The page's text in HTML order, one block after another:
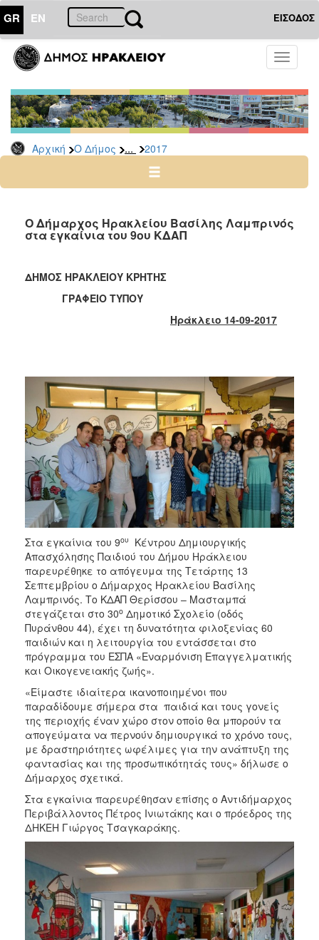
GR EN ΕΙΣΟΔΟΣ
Toggle
Αρχική Ο Δήμος ... 2017
ΔΗΜΟΣ
Δελτία
Τύπου
Αρχείο
2026
2024
2022
2020
2019
2015
2013
2012
2011
2010
2006
ΤΟΠΟΣ
ΠΟΛΙΤΙΣΜΟΣ
ΑΝΘΕΚΤΙΚΗ
ΠΟΛΗ
Ο Δήμαρχος Ηρακλείου Βασίλης Λαμπρινός
στα εγκαίνια του 9ου ΚΔΑΠ
ΔΗΜΟΣ ΗΡΑΚΛΕΙΟΥ ΚΡΗΤΗΣ
ΓΡΑΦΕΙΟ ΤΥΠΟΥ
Ηράκλειο 14-09-2017
Στα εγκαίνια του 9ου
Κέντρου Δημιουργικής
Απασχόλησης Παιδιού του Δήμου Ηράκλειου
παρευρέθηκε το απόγευμα της Τετάρτης 13
Σεπτεμβρίου ο Δήμαρχος Ηρακλείου Βασίλης
Λαμπρινός. Το ΚΔΑΠ Θερίσσου – Μασταμπά
στεγάζεται στο 30ο Δημοτικό Σχολείο (οδός
Πυράνθου 44), έχει τη δυνατότητα φιλοξενίας 60
παιδιών και η λειτουργία του εντάσσεται στο
πρόγραμμα του ΕΣΠΑ «Εναρμόνιση Επαγγελματικής
και Οικογενειακής ζωής».
«Είμαστε ιδιαίτερα ικανοποιημένοι που
παραδίδουμε σήμερα στα παιδιά και τους γονείς
της περιοχής έναν χώρο στον οποίο θα μπορούν τα
απογεύματα να περνούν δημιουργικά το χρόνο τους,
με δραστηριότητες ωφέλιμες για την ανάπτυξη της
φαντασίας και της προσωπικότητάς τους» δήλωσε ο
Δήμαρχος σχετικά.
Στα εγκαίνια παρευρέθησαν επίσης ο Αντιδήμαρχος
Περιβάλλοντος Πέτρος Ινιωτάκης και ο πρόεδρος της
ΔΗΚΕΗ Γιώργος Τσαγκαράκης.